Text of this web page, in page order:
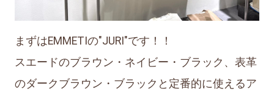
まずはEMMETIの"JURI"です！！
スエードのブラウン・ネイビー・ブラック、表革
のダークブラウン・ブラックと定番的に使えるア